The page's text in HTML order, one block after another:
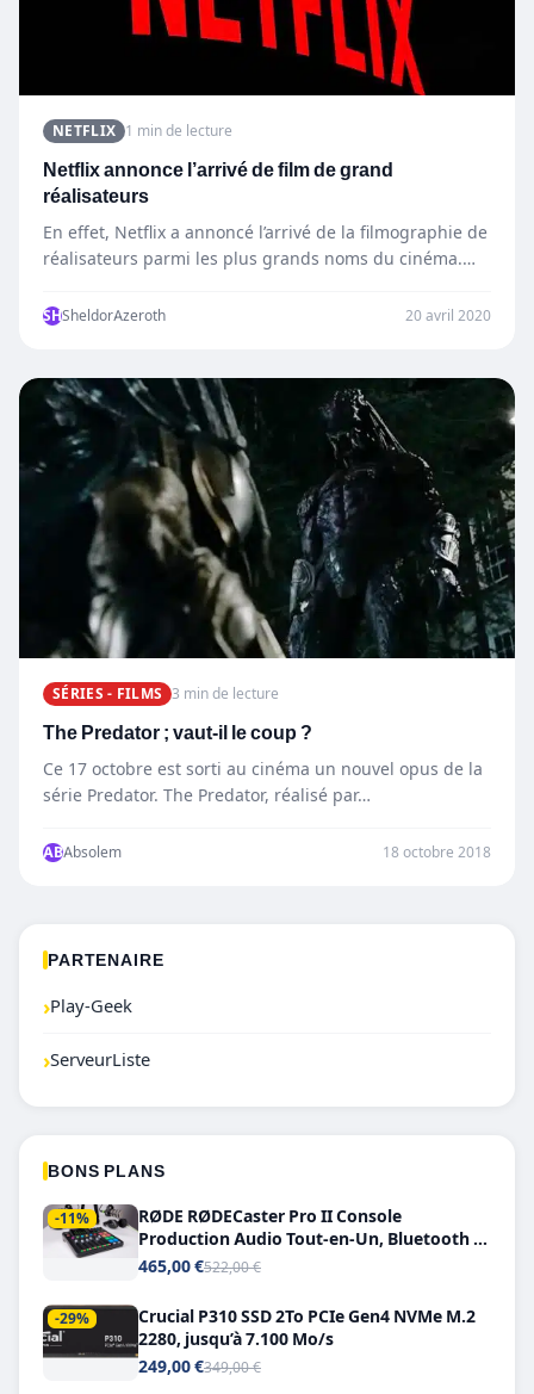
NETFLIX 1 min de lecture
Netflix annonce l’arrivé de film de grand
réalisateurs
En effet, Netflix a annoncé l’arrivé de la filmographie de
réalisateurs parmi les plus grands noms du cinéma.…
SHSheldorAzeroth 20 avril 2020
SÉRIES - FILMS 3 min de lecture
The Predator ; vaut-il le coup ?
Ce 17 octobre est sorti au cinéma un nouvel opus de la
série Predator. The Predator, réalisé par…
ABAbsolem 18 octobre 2018
PARTENAIRE
›Play-Geek
›ServeurListe
BONS PLANS
-11%
RØDE RØDECaster Pro II Console
Production Audio Tout-en-Un, Bluetooth et
Double USB-C
465,00 €522,00 €
-29%
Crucial P310 SSD 2To PCIe Gen4 NVMe M.2
2280, jusqu’à 7.100 Mo/s
249,00 €349,00 €